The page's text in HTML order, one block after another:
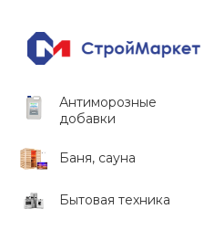
Антиморозные
добавки
Баня, сауна
Бытовая техника